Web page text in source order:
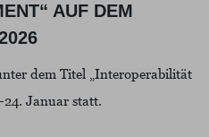
AUF DEM
dem Titel „Interoperabilität
24. Januar statt.